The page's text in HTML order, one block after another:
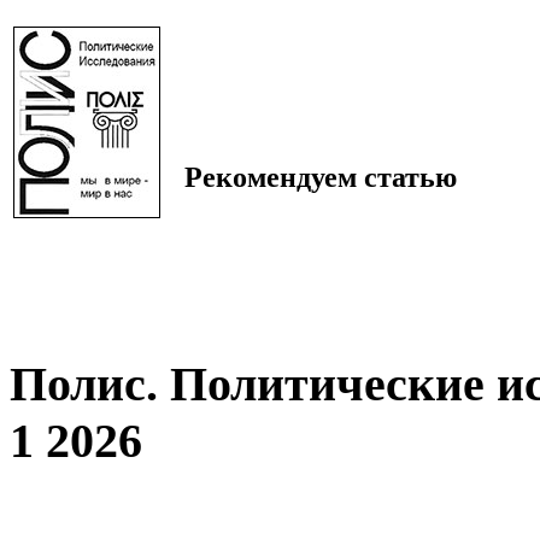
Рекомендуем статью
Полис. Политические
1 2026